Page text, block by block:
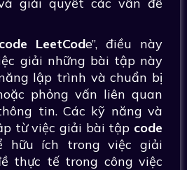
code LeetCode”, điều này
giải những bài tập này
lập trình và chuẩn bị
phỏng vấn liên quan
tin. Các kỹ năng và
từ việc giải bài tập code
hữu ích trong việc giải
thực tế trong công việc